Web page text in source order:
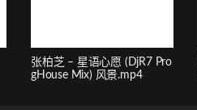
张柏芝 – 星语心愿 (DjR7 Pro
gHouse Mix) 风景.mp4